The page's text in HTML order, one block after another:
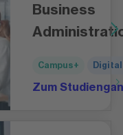
Business
Campus+
Zum